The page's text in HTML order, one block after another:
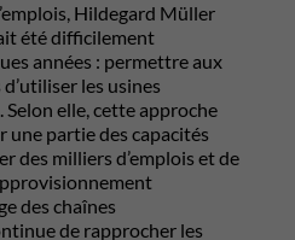
Hildegard Müller
été difficilement
années : permettre aux
les usines
elle, cette approche
partie des capacités
des milliers d’emplois et de
des chaînes
de rapprocher les